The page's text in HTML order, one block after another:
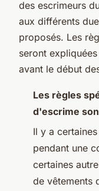
des escrimeurs
aux différents
proposés. Les
seront
avant le début
Les règles
d'escrime
Il y a
pendant une
certaines
de vêtements